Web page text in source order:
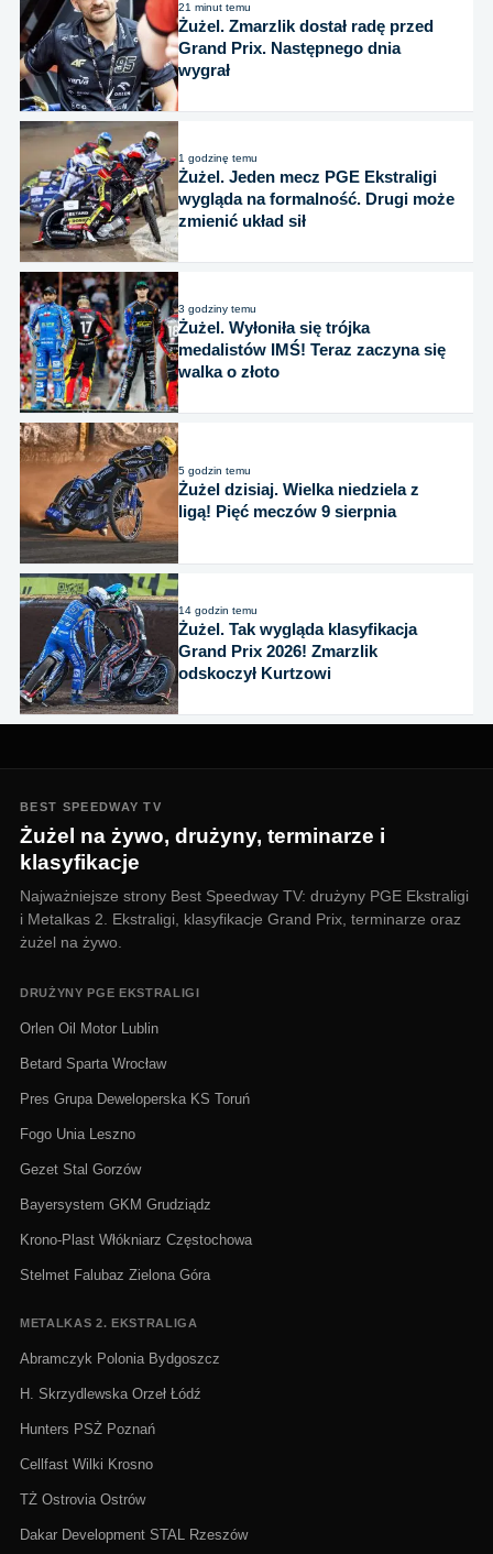
21 minut temu
Żużel. Zmarzlik dostał radę przed
Grand Prix. Następnego dnia
wygrał
1 godzinę temu
Żużel. Jeden mecz PGE Ekstraligi
wygląda na formalność. Drugi może
zmienić układ sił
3 godziny temu
Żużel. Wyłoniła się trójka
medalistów IMŚ! Teraz zaczyna się
walka o złoto
5 godzin temu
Żużel dzisiaj. Wielka niedziela z
ligą! Pięć meczów 9 sierpnia
14 godzin temu
Żużel. Tak wygląda klasyfikacja
Grand Prix 2026! Zmarzlik
odskoczył Kurtzowi
BEST SPEEDWAY TV
Żużel na żywo, drużyny, terminarze i
klasyfikacje
Najważniejsze strony Best Speedway TV: drużyny PGE Ekstraligi
i Metalkas 2. Ekstraligi, klasyfikacje Grand Prix, terminarze oraz
żużel na żywo.
DRUŻYNY PGE EKSTRALIGI
Orlen Oil Motor Lublin
Betard Sparta Wrocław
Pres Grupa Deweloperska KS Toruń
Fogo Unia Leszno
Gezet Stal Gorzów
Bayersystem GKM Grudziądz
Krono-Plast Włókniarz Częstochowa
Stelmet Falubaz Zielona Góra
METALKAS 2. EKSTRALIGA
Abramczyk Polonia Bydgoszcz
H. Skrzydlewska Orzeł Łódź
Hunters PSŻ Poznań
Cellfast Wilki Krosno
TŻ Ostrovia Ostrów
Dakar Development STAL Rzeszów